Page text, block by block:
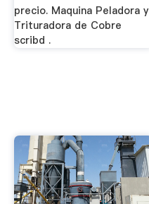
precio. Maquina Peladora y
Trituradora de Cobre
scribd .